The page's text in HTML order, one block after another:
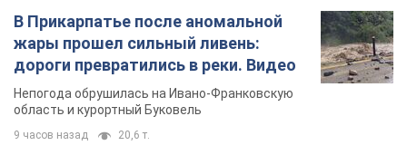
В Прикарпатье после аномальной
жары прошел сильный ливень:
дороги превратились в реки. Видео
Непогода обрушилась на Ивано-Франковскую
область и курортный Буковель
9 часов назад 20,6 т.